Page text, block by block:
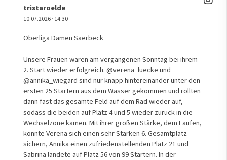
tristaroelde
10.07.2026 · 14:30
Oberliga Damen Saerbeck
Unsere Frauen waren am vergangenen Sonntag bei ihrem
2. Start wieder erfolgreich. @verena_luecke und
@annika_wiegard sind nur knapp hintereinander unter den
ersten 25 Startern aus dem Wasser gekommen und rollten
dann fast das gesamte Feld auf dem Rad wieder auf,
sodass die beiden auf Platz 4 und 5 wieder zurück in die
Wechselzone kamen. Mit ihrer großen Stärke, dem Laufen,
konnte Verena sich einen sehr Starken 6. Gesamtplatz
sichern, Annika einen zufriedenstellenden Platz 21 und
Sabrina landete auf Platz 56 von 99 Startern. In der